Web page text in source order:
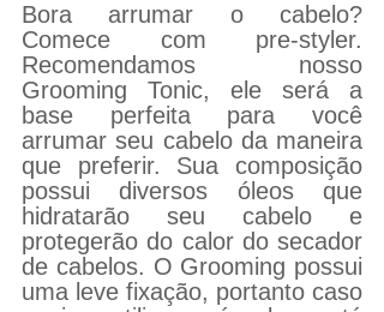
Bora arrumar o cabelo?
Comece com pre-styler.
Recomendamos nosso
Grooming Tonic, ele será a
base perfeita para você
arrumar seu cabelo da maneira
que preferir. Sua composição
possui diversos óleos que
hidratarão seu cabelo e
protegerão do calor do secador
de cabelos. O Grooming possui
uma leve fixação, portanto caso